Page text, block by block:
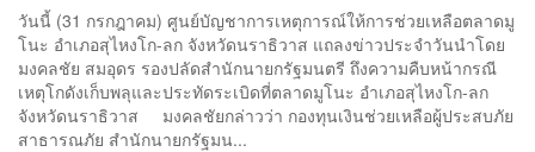
วันนี้ (31 กรกฎาคม) ศูนย์บัญชาการเหตุการณ์ให้การช่วยเหลือตลาดมู
โนะ อำเภอสุไหงโก-ลก จังหวัดนราธิวาส แถลงข่าวประจำวันนำโดย
มงคลชัย สมอุดร รองปลัดสำนักนายกรัฐมนตรี ถึงความคืบหน้ากรณี
เหตุโกดังเก็บพลุและประทัดระเบิดที่ตลาดมูโนะ อำเภอสุไหงโก-ลก
จังหวัดนราธิวาส มงคลชัยกล่าวว่า กองทุนเงินช่วยเหลือผู้ประสบภัย
สาธารณภัย สำนักนายกรัฐมน...